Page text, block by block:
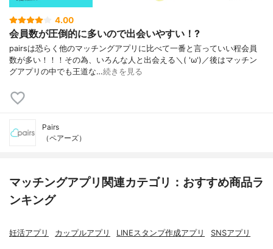
4.00
会員数が圧倒的に多いので出会いやすい！?
pairsは恐らく他のマッチングアプリに比べて一番と言っていい程会員
数が多い！！！その為、いろんな人と出会える＼( 'ω')／後はマッチン
グアプリの中でも王道な…続きを見る
Pairs
（ペアーズ）
マッチングアプリ関連カテゴリ：おすすめ商品ラ
ンキング
妊活アプリ カップルアプリ LINEスタンプ作成アプリ SNSアプリ